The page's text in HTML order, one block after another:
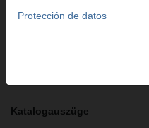
Indicaciones de seguridad
Katalogauszüge
Protección de datos